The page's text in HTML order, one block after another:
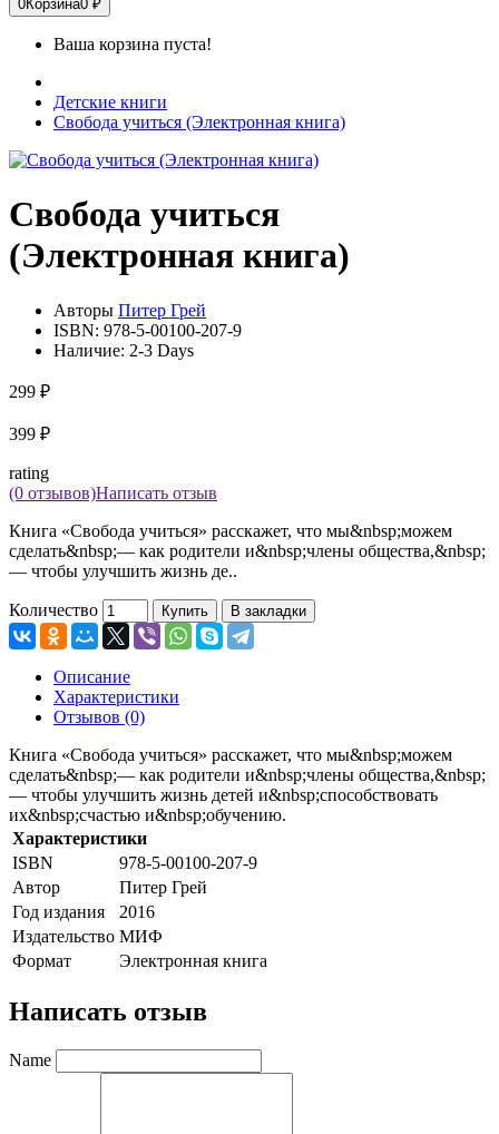
0Корзина0 ₽
Ваша корзина пуста!
Детские книги
Свобода учиться (Электронная книга)
Свобода учиться
(Электронная книга)
Авторы Питер Грей
ISBN: 978-5-00100-207-9
Наличие: 2-3 Days
299 ₽
399 ₽
rating
(0 отзывов)Написать отзыв
Книга «Свобода учиться» расскажет, что мы&nbsp;можем
сделать&nbsp;— как родители и&nbsp;члены общества,&nbsp;
— чтобы улучшить жизнь де..
Количество Купить В закладки
Описание
Характеристики
Отзывов (0)
Книга «Свобода учиться» расскажет, что мы&nbsp;можем
сделать&nbsp;— как родители и&nbsp;члены общества,&nbsp;
— чтобы улучшить жизнь детей и&nbsp;способствовать
их&nbsp;счастью и&nbsp;обучению.
Характеристики
ISBN
978-5-00100-207-9
Автор
Питер Грей
Год издания
2016
Издательство МИФ
Формат
Электронная книга
Написать отзыв
Name